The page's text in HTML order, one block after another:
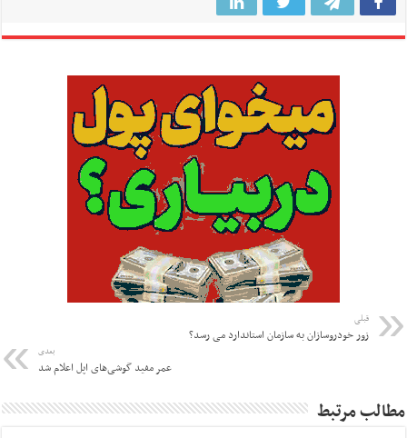
قبلی
زور خودروسازان به سازمان استاندارد می رسد؟
بعدی
عمر مفید گوشی‌های اپل اعلام شد
مطالب مرتبط